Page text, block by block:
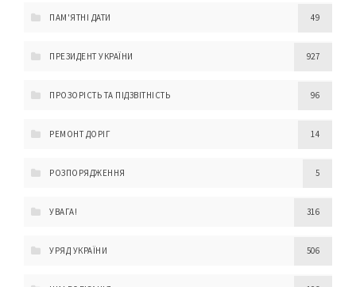
ПАМ'ЯТНІ ДАТИ 49
ПРЕЗИДЕНТ УКРАЇНИ 927
ПРОЗОРІСТЬ ТА ПІДЗВІТНІСТЬ 96
РЕМОНТ ДОРІГ 14
РОЗПОРЯДЖЕННЯ 5
УВАГА! 316
УРЯД УКРАЇНИ 506